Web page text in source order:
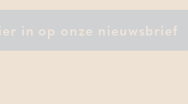
in op onze nieuwsbrief